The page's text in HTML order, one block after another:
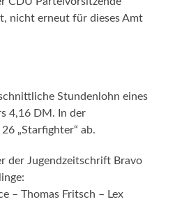
nicht erneut für dieses Amt
Stundenlohn eines
4,16 DM. In der
„Starfighter“ ab.
der Jugendzeitschrift Bravo
– Thomas Fritsch – Lex